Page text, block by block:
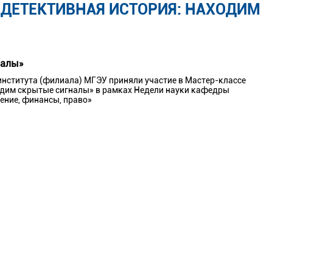
ИСТОРИЯ: НАХОДИМ
(филиала) МГЭУ приняли участие в Мастер-классе
скрытые сигналы» в рамках Недели науки кафедры
финансы, право»